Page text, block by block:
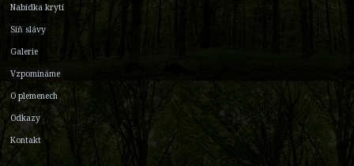
Nabídka krytí
Síň slávy
Galerie
Vzpomínáme
O plemenech
Odkazy
Kontakt